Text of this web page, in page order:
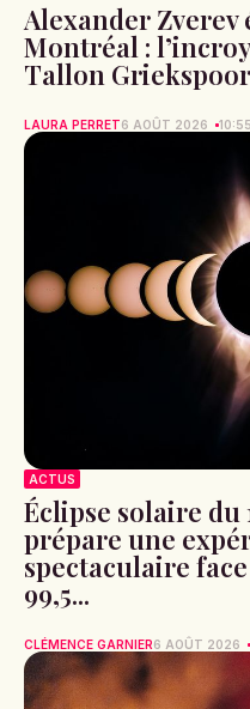
Alexander Zverev
Montréal :
Tallon Griekspoor
LAURA PERRET6 AOÛT 2026 10:55
ACTUS
Éclipse solaire du
prépare une
spectaculaire
99,5...
CLÉMENCE GARNIER6 AOÛT 2026